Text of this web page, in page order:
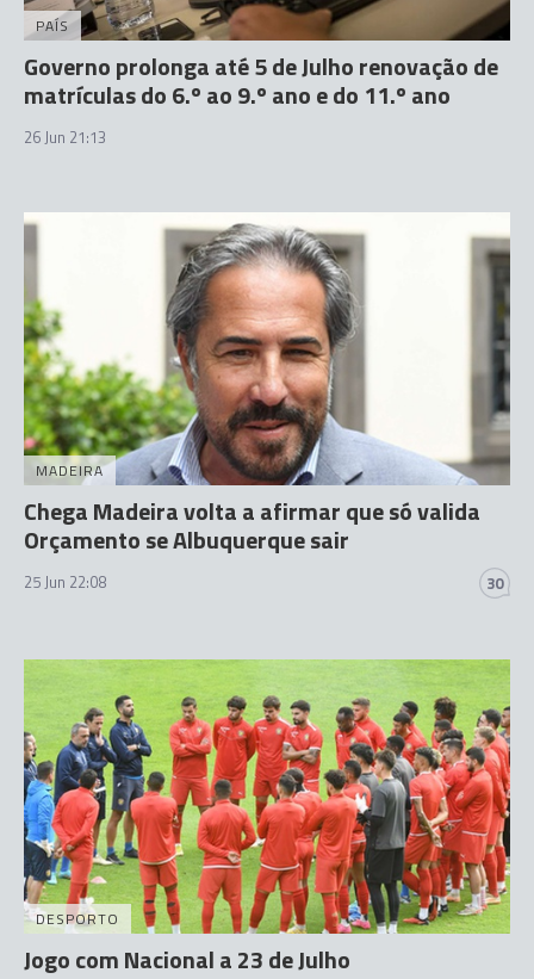
PAÍS
Governo prolonga até 5 de Julho renovação de
matrículas do 6.º ao 9.º ano e do 11.º ano
26 Jun 21:13
MADEIRA
Chega Madeira volta a afirmar que só valida
Orçamento se Albuquerque sair
25 Jun 22:08 30
DESPORTO
Jogo com Nacional a 23 de Julho